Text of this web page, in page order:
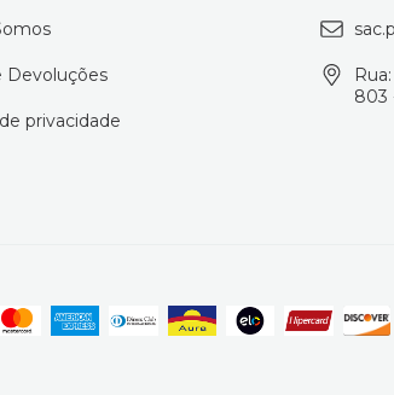
Devoluções
privacidade
803